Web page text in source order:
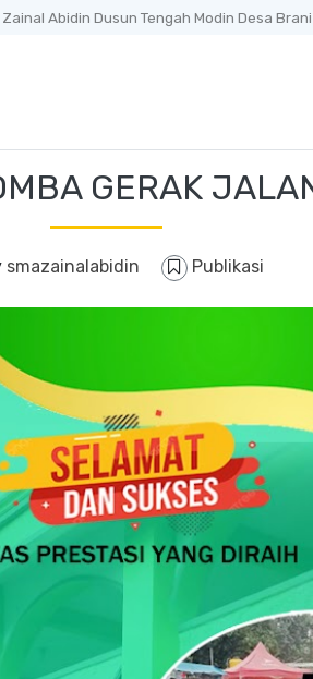
Zainal Abidin Dusun Tengah Modin Desa
GERAK
smazainalabidin Publikasi